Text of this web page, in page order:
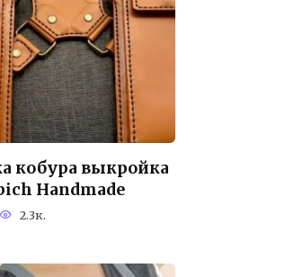
кобура выкройка
Handmade
2.3к.